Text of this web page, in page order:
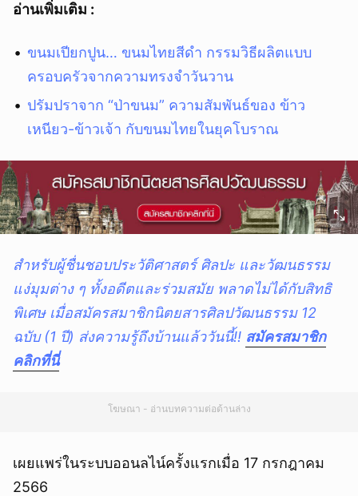
อ่านเพิ่มเติม :
ขนมเปียกปูน… ขนมไทยสีดำ กรรมวิธีผลิตแบบ
ครอบครัวจากความทรงจำวันวาน
ปรัมปราจาก “ป่าขนม” ความสัมพันธ์ของ ข้าว
เหนียว-ข้าวเจ้า กับขนมไทยในยุคโบราณ
สำหรับผู้ชื่นชอบประวัติศาสตร์ ศิลปะ และวัฒนธรรม
แง่มุมต่าง ๆ ทั้งอดีตและร่วมสมัย พลาดไม่ได้กับสิทธิ
พิเศษ เมื่อสมัครสมาชิกนิตยสารศิลปวัฒนธรรม12
ฉบับ (1 ปี) ส่งความรู้ถึงบ้านแล้ววันนี้!! สมัครสมาชิก
คลิกที่นี่
โฆษณา - อ่านบทความต่อด้านล่าง
เผยแพร่ในระบบออนลไน์ครั้งแรกเมื่อ 17 กรกฎาคม
2566